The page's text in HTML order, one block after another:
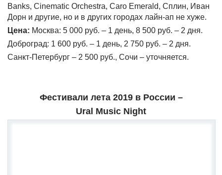
Banks, Cinematic Orchestra, Caro Emerald, Сплин, Иван
Дорн и другие, но и в других городах лайн-ап не хуже.
Цена: Москва: 5 000 руб. – 1 день, 8 500 руб. – 2 дня.
Доброград: 1 600 руб. – 1 день, 2 750 руб. – 2 дня.
Санкт-Петербург – 2 500 руб., Сочи – уточняется.
Фестивали лета 2019 в России –
Ural Music Night